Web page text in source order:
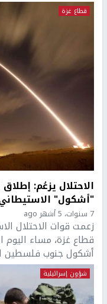
قطاع غزة
الاحتلال يزعُم:
"أشكول"
7 سنوات، 5 أشهر ago
زعمت قوات الاحتلال
قطاع غزة، مساء
أشكول جنوب فلسطين
شؤون إسرائيلية